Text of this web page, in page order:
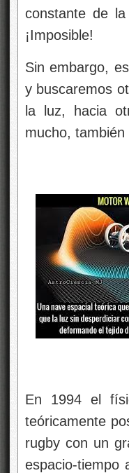
constante de
¡Imposible!
Sin embargo,
y buscaremos
la luz, hacia
mucho,
En 1994 el
teóricamente
rugby con un
espacio-tiempo